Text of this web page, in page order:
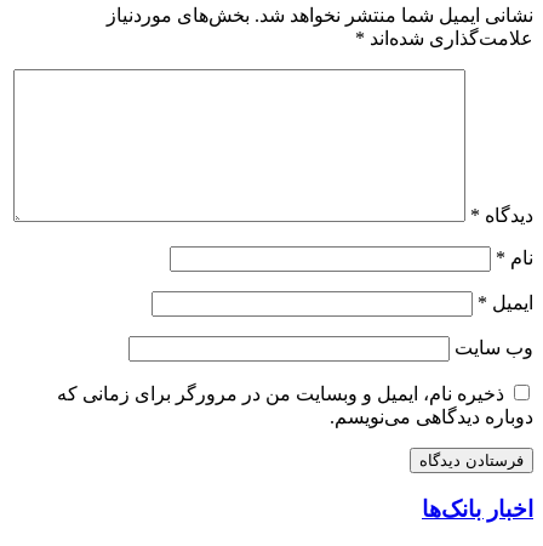
نشانی ایمیل شما منتشر نخواهد شد. بخش‌های موردنیاز
علامت‌گذاری شده‌اند *
دیدگاه *
نام *
ایمیل *
وب‌ سایت
ذخیره نام، ایمیل و وبسایت من در مرورگر برای زمانی که
دوباره دیدگاهی می‌نویسم.
اخبار بانک‌ها